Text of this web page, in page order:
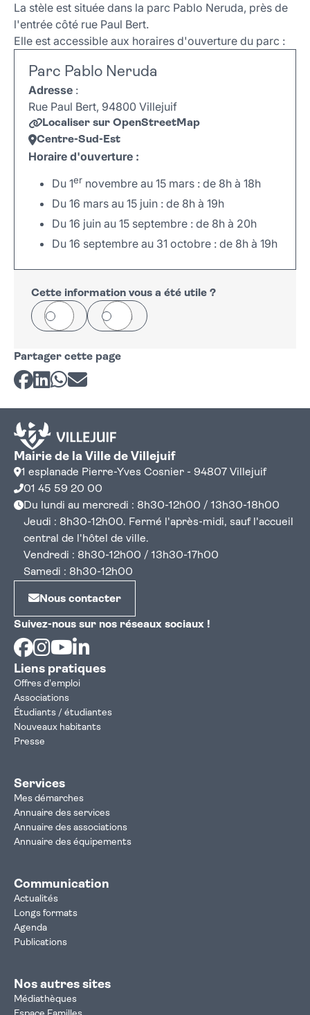
La stèle est située dans la parc Pablo Neruda, près de
l'entrée côté rue Paul Bert.
Elle est accessible aux horaires d'ouverture du parc :
Parc Pablo Neruda
Adresse :
Rue Paul Bert, 94800 Villejuif
Localiser sur OpenStreetMap
Centre-Sud-Est
Horaire d'ouverture :
Du 1er novembre au 15 mars : de 8h à 18h
Du 16 mars au 15 juin : de 8h à 19h
Du 16 juin au 15 septembre : de 8h à 20h
Du 16 septembre au 31 octobre : de 8h à 19h
+
−
Leaflet |© OpenStreetMap
Cette information vous a été utile ?
Oui Non
Partager cette page
Partager sur Facebook
Partager sur LinkedIn
Partager sur Whatsapp
Partager par courriel
Mairie de la Ville de Villejuif
1 esplanade Pierre-Yves Cosnier - 94807 Villejuif
01 45 59 20 00
Du lundi au mercredi : 8h30-12h00 / 13h30-18h00
Jeudi : 8h30-12h00. Fermé l'après-midi, sauf l'accueil
central de l'hôtel de ville.
Vendredi : 8h30-12h00 / 13h30-17h00
Samedi : 8h30-12h00
Nous contacter
Suivez-nous sur nos réseaux sociaux !
Facebook
Instagram
Youtube
Liens pratiques
Offres d'emploi
Associations
Étudiants / étudiantes
Nouveaux habitants
Presse
Services
Mes démarches
Annuaire des services
Annuaire des associations
Annuaire des équipements
Communication
Actualités
Longs formats
Agenda
Publications
Nos autres sites
Médiathèques